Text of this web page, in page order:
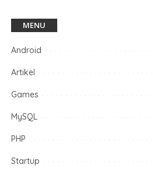
MENU
Android
Artikel
Games
MySQL
PHP
Startup